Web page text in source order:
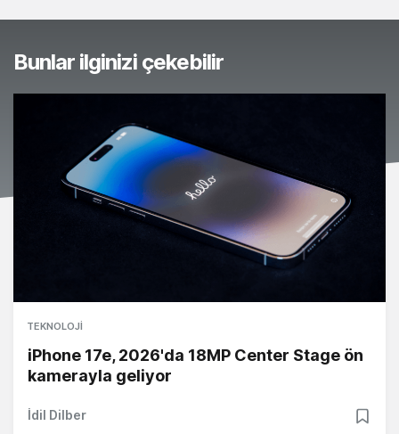
Bunlar ilginizi çekebilir
TEKNOLOJI
iPhone 17e, 2026'da 18MP Center Stage ön
kamerayla geliyor
İdil Dilber